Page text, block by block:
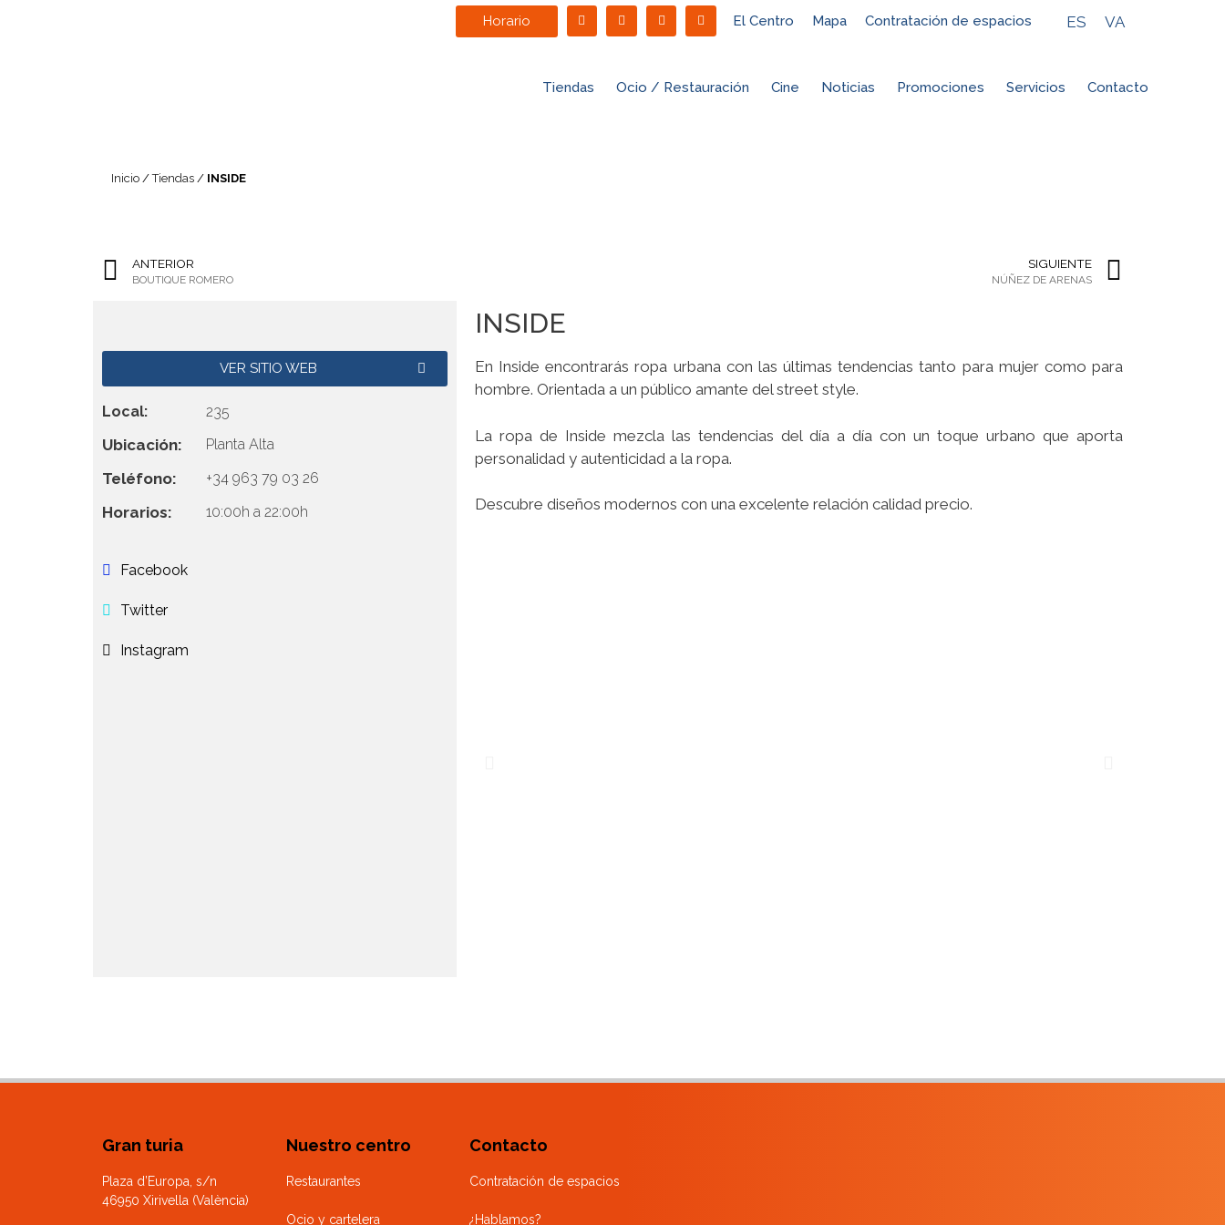
Horario El Centro Mapa Contratación de espacios ES VA
Tiendas Ocio / Restauración Cine Noticias Promociones Servicios Contacto
Inicio /Tiendas / INSIDE
ANTERIOR
BOUTIQUE ROMERO
SIGUIENTE
NÚÑEZ DE ARENAS
VER SITIO WEB
Local: 235
Ubicación: Planta Alta
Teléfono: +34 963 79 03 26
Horarios: 10:00h a 22:00h
Facebook
Twitter
Instagram
INSIDE
En Inside encontrarás ropa urbana con las últimas tendencias tanto para mujer como para
hombre. Orientada a un público amante del street style.
La ropa de Inside mezcla las tendencias del día a día con un toque urbano que aporta
personalidad y autenticidad a la ropa.
Descubre diseños modernos con una excelente relación calidad precio.
Gran turia
Plaza d’Europa, s/n
46950 Xirivella (València)
Nuestro centro
Restaurantes
Ocio y cartelera
Contacto
Contratación de espacios
¿Hablamos?